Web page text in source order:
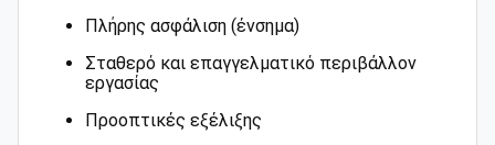
Πλήρης ασφάλιση (ένσημα)
Σταθερό και επαγγελματικό περιβάλλον
εργασίας
Προοπτικές εξέλιξης